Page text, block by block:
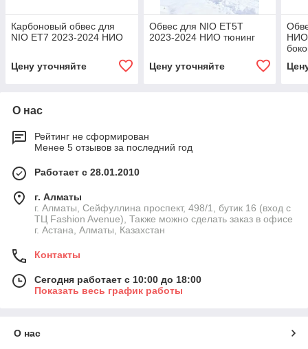
Карбоновый обвес для
NIO ET7 2023-2024 НИО
Цену уточняйте
Обвес для NIO ET5T
2023-2024 НИО тюнинг
Цену уточняйте
НИО
О нас
Рейтинг не сформирован
Менее 5 отзывов за последний год
Работает с 28.01.2010
г. Алматы
г. Алматы, Сейфуллина проспект, 498/1, бутик 16 (вход с
ТЦ Fashion Avenue), Также можно сделать заказ в офисе
г. Астана, Алматы, Казахстан
Контакты
Сегодня работает с 10:00 до 18:00
Показать весь график работы
О нас